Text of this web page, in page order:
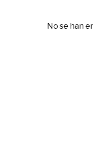
No se han